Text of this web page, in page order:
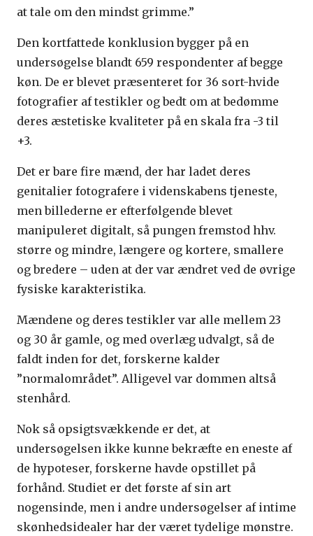
at tale om den mindst grimme.”
Den kortfattede konklusion bygger på en
undersøgelse blandt 659 respondenter af begge
køn. De er blevet præsenteret for 36 sort-hvide
fotografier af testikler og bedt om at bedømme
deres æstetiske kvaliteter på en skala fra -3 til
+3.
Det er bare fire mænd, der har ladet deres
genitalier fotografere i videnskabens tjeneste,
men billederne er efterfølgende blevet
manipuleret digitalt, så pungen fremstod hhv.
større og mindre, længere og kortere, smallere
og bredere – uden at der var ændret ved de øvrige
fysiske karakteristika.
Mændene og deres testikler var alle mellem 23
og 30 år gamle, og med overlæg udvalgt, så de
faldt inden for det, forskerne kalder
”normalområdet”. Alligevel var dommen altså
stenhård.
Nok så opsigtsvækkende er det, at
undersøgelsen ikke kunne bekræfte en eneste af
de hypoteser, forskerne havde opstillet på
forhånd. Studiet er det første af sin art
nogensinde, men i andre undersøgelser af intime
skønhedsidealer har der været tydelige mønstre.